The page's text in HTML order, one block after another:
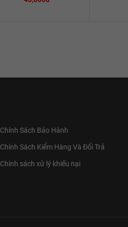
Chính Sách Bảo Hành
Chính Sách Kiểm Hàng Và Đổi Trả
Chính sách xử lý khiếu nại